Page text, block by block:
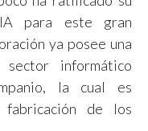
para este gran
ya posee una
informático
la cual es
de los